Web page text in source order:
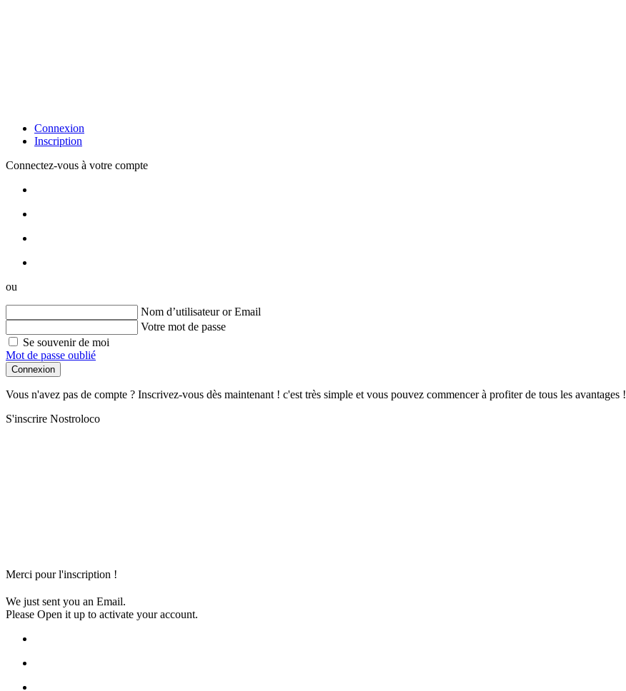
Connexion
Inscription
Connectez-vous à votre compte
ou
Nom d’utilisateur or Email
Votre mot de passe
Se souvenir de moi
Mot de passe oublié
Connexion
Vous n'avez pas de compte ? Inscrivez-vous dès maintenant ! c'est très simple et vous pouvez commencer à profiter de tous les avantages !
S'inscrire Nostroloco
Merci pour l'inscription !
We just sent you an Email.
Please Open it up to activate your account.